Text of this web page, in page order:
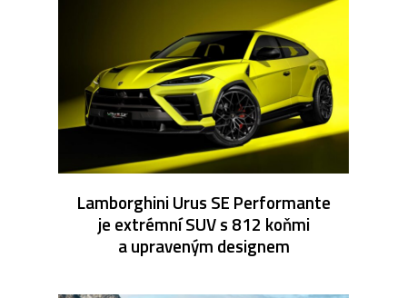
Lamborghini Urus SE Performante
je extrémní SUV s 812 koňmi
a upraveným designem